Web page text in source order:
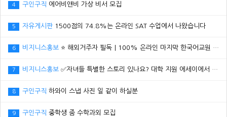
4 구인구직 에어비앤비 가상 비서 모집
5 자유게시판 1500점의 74.8%는 온라인 SAT 수업에서 나왔습니다
6 비지니스홍보 ⭐ 해외거주자 필독｜100% 온라인 마지막 한국어교원 2급 추가모집 (~8/2)
7 비지니스홍보 ✅자녀들 특별한 스토리 있나요? 대학 지원 에세이에서 갈리는데..
8 구인구직 하와이 스냅 사진 일 같이 하실분
9 구인구직 중학생 줌 수학과외 모집